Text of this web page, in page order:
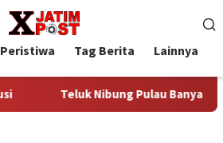
Peristiwa Tag Berita Lainnya
Teluk Nibung Pulau Banyak Bakal